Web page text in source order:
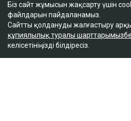
Біз сайт жұмысын жақсарту үшін
файлдарын пайдаланамыз.
Сайтты қолдануды жалғастыру
құпиялылық туралы
келісетініңізді білдіресіз.